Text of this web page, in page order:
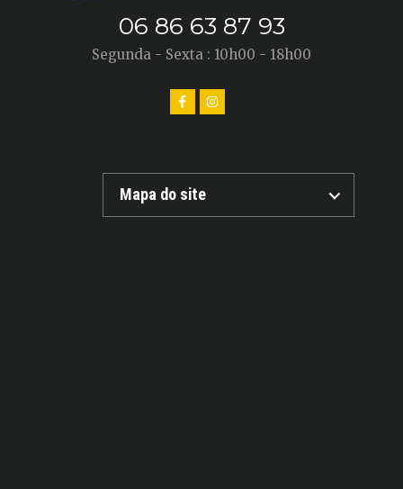
06 86 63 87 93
Segunda - Sexta : 10h00 - 18h00
Mapa do site